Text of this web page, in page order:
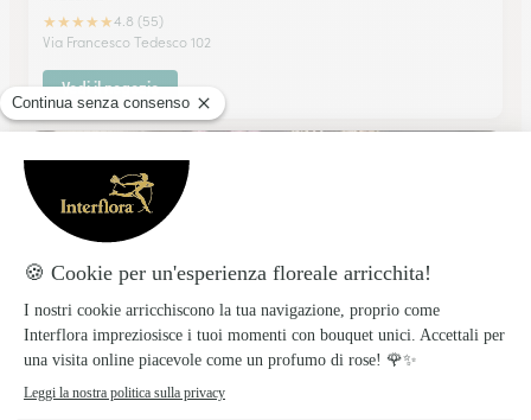
★★★★★4.8 (55)
Via Francesco Tedesco 102
Vedi il negozio
Cesarano S.r.l.c.r.
★★★★★3 (2)